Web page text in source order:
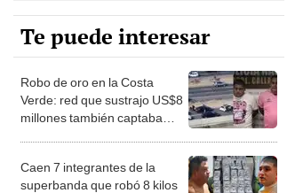
Te puede interesar
Robo de oro en la Costa
Verde: red que sustrajo US$8
millones también captaba
Caen 7 integrantes de la
superbanda que robó 8 kilos